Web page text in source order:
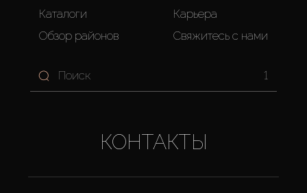
Каталоги
Обзор районов
Карьера
Свяжитесь с нами
1
КОНТАКТЫ